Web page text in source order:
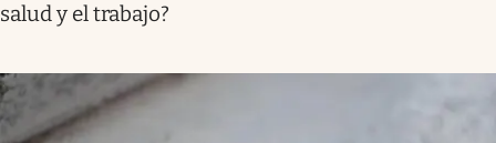
salud y el trabajo?